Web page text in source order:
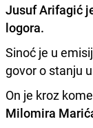
Jusuf Arifagić
logora.
Sinoć je u
govor o stanju
On je kroz
Milomira